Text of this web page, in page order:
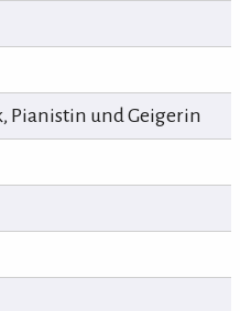
Pianistin und Geigerin